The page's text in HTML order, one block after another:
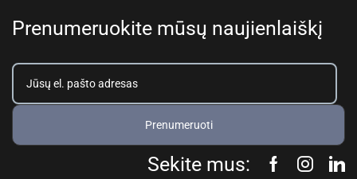
Prenumeruokite mūsų naujienlaiškį
Prenumeruoti
Sekite mus: